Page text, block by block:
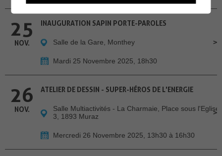
25
NOV.
INAUGURATION SAPIN PORTE-PAROLES
Salle de la Gare, Monthey
Mardi 25 Novembre 2025, 18h30
26
NOV.
ATELIER DE DESSIN - SUPER-HÉROS DE L'ENERGIE
Salle Multiactivités - La Charmaie, Place sous l'Eglise
3, 1893 Muraz
Mercredi 26 Novembre 2025, 13h30 à 16h30